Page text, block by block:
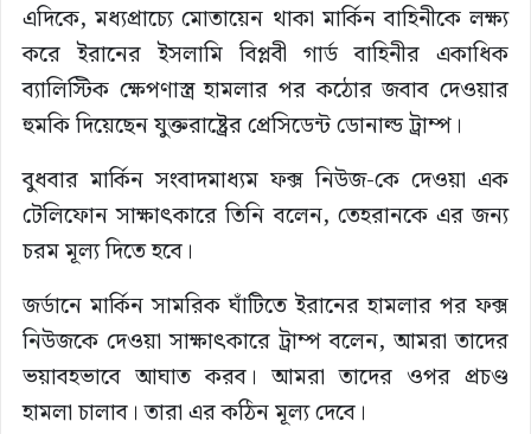
এদিকে, মধ্যপ্রাচ্যে মোতায়েন থাকা মার্কিন বাহিনীকে লক্ষ্য
করে ইরানের ইসলামি বিপ্লবী গার্ড বাহিনীর একাধিক
ব্যালিস্টিক ক্ষেপণাস্ত্র হামলার পর কঠোর জবাব দেওয়ার
হুমকি দিয়েছেন যুক্তরাষ্ট্রের প্রেসিডেন্ট ডোনাল্ড ট্রাম্প।
বুধবার মার্কিন সংবাদমাধ্যম ফক্স নিউজ-কে দেওয়া এক
টেলিফোন সাক্ষাৎকারে তিনি বলেন, তেহরানকে এর জন্য
চরম মূল্য দিতে হবে।
জর্ডানে মার্কিন সামরিক ঘাঁটিতে ইরানের হামলার পর ফক্স
নিউজকে দেওয়া সাক্ষাৎকারে ট্রাম্প বলেন, আমরা তাদের
ভয়াবহভাবে আঘাত করব। আমরা তাদের ওপর প্রচণ্ড
হামলা চালাব। তারা এর কঠিন মূল্য দেবে।